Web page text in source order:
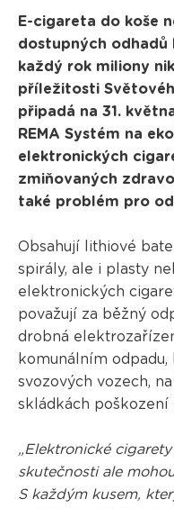
E-cigareta do koše
dostupných odhadů
každý rok miliony
příležitosti
připadá na 31.
REMA Systém na
elektronických
zmiňovaných
také problém pro
Obsahují lithiové
spirály, ale i plasty
elektronických
považují za běžný
drobná
komunálním
svozových vozech,
skládkách poškození
„Elektronické
skutečnosti ale
S každým kusem,